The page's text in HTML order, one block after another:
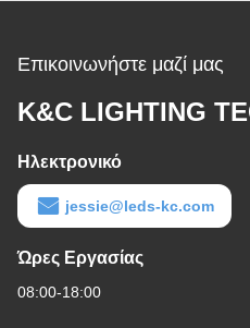
Επικοινωνήστε μαζί μας
K&C LIGHTING
Ηλεκτρονικό
jessie@leds-kc.com
Ώρες Εργασίας
08:00-18:00